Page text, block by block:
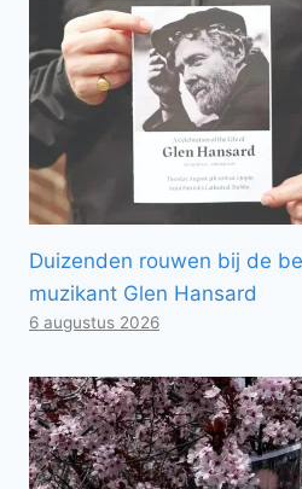
Duizenden rouwen bij de
muzikant Glen Hansard
6 augustus 2026